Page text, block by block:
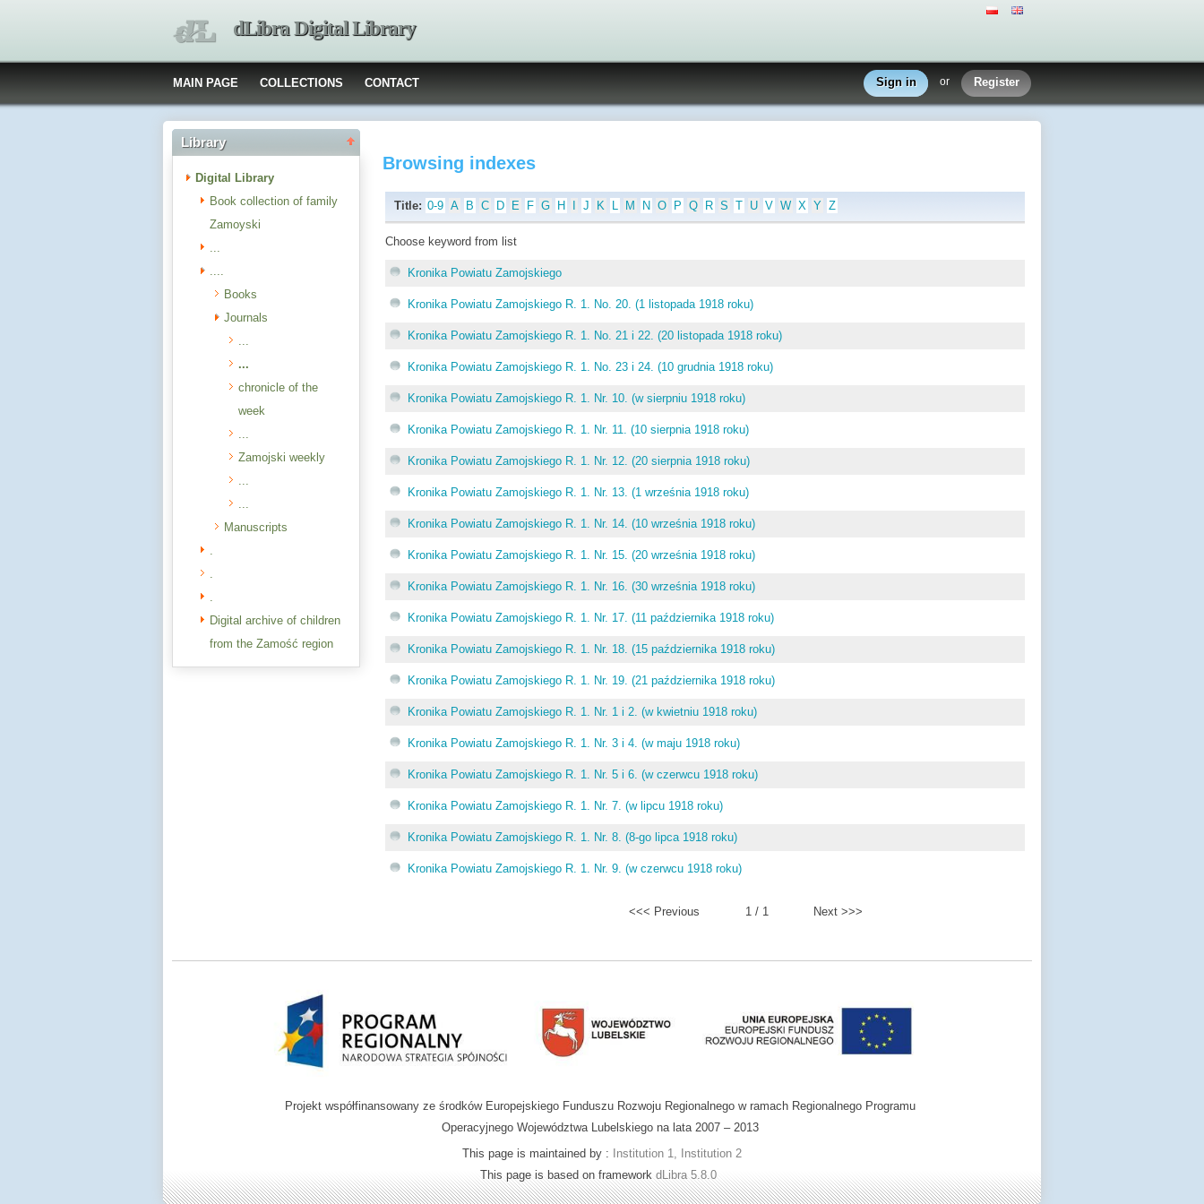
dLibra Digital Library
MAIN PAGE COLLECTIONS CONTACT Sign in or Register
Library
Digital Library
Book collection of family
Zamoyski
...
....
Books
Journals
...
...
chronicle of the
week
...
Zamojski weekly
...
...
Manuscripts
.
.
.
Digital archive of children
from the Zamość region
Browsing indexes
Title: 0-9 A B C D E F G H J K L M N O P Q R S T U V W X Y Z
Choose keyword from list
Kronika Powiatu Zamojskiego
Kronika Powiatu Zamojskiego R. 1. No. 20. (1 listopada 1918 roku)
Kronika Powiatu Zamojskiego R. 1. No. 21 i 22. (20 listopada 1918 roku)
Kronika Powiatu Zamojskiego R. 1. No. 23 i 24. (10 grudnia 1918 roku)
Kronika Powiatu Zamojskiego R. 1. Nr. 10. (w sierpniu 1918 roku)
Kronika Powiatu Zamojskiego R. 1. Nr. 11. (10 sierpnia 1918 roku)
Kronika Powiatu Zamojskiego R. 1. Nr. 12. (20 sierpnia 1918 roku)
Kronika Powiatu Zamojskiego R. 1. Nr. 13. (1 września 1918 roku)
Kronika Powiatu Zamojskiego R. 1. Nr. 14. (10 września 1918 roku)
Kronika Powiatu Zamojskiego R. 1. Nr. 15. (20 września 1918 roku)
Kronika Powiatu Zamojskiego R. 1. Nr. 16. (30 września 1918 roku)
Kronika Powiatu Zamojskiego R. 1. Nr. 17. (11 października 1918 roku)
Kronika Powiatu Zamojskiego R. 1. Nr. 18. (15 października 1918 roku)
Kronika Powiatu Zamojskiego R. 1. Nr. 19. (21 października 1918 roku)
Kronika Powiatu Zamojskiego R. 1. Nr. 1 i 2. (w kwietniu 1918 roku)
Kronika Powiatu Zamojskiego R. 1. Nr. 3 i 4. (w maju 1918 roku)
Kronika Powiatu Zamojskiego R. 1. Nr. 5 i 6. (w czerwcu 1918 roku)
Kronika Powiatu Zamojskiego R. 1. Nr. 7. (w lipcu 1918 roku)
Kronika Powiatu Zamojskiego R. 1. Nr. 8. (8-go lipca 1918 roku)
Kronika Powiatu Zamojskiego R. 1. Nr. 9. (w czerwcu 1918 roku)
<<< Previous 1 / 1 Next >>>
Projekt współfinansowany ze środków Europejskiego Funduszu Rozwoju Regionalnego w ramach Regionalnego Programu
Operacyjnego Województwa Lubelskiego na lata 2007 – 2013
This page is maintained by : Institution 1, Institution 2
This page is based on framework dLibra 5.8.0